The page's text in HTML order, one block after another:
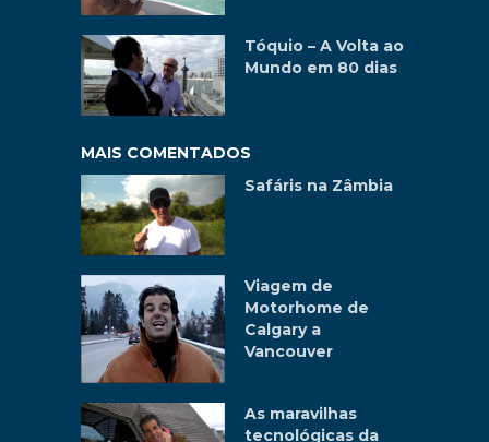
Tóquio – A Volta ao
Mundo em 80 dias
MAIS COMENTADOS
Safáris na Zâmbia
Viagem de
Motorhome de
Calgary a
Vancouver
As maravilhas
tecnológicas da